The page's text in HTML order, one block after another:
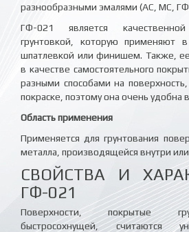
разнообразными эмалями (АС, МС,
ГФ-021 является
грунтовкой, которую применяют
шпатлевкой или финишем. Также,
в качестве самостоятельного
разными способами на
покраске, поэтому она очень удобна
Область применения
Применяется для грунтования
металла, производящейся внутри
СВОЙСТВА И
ГФ-021
Поверхности, покрытые
быстросохнущей, считаются